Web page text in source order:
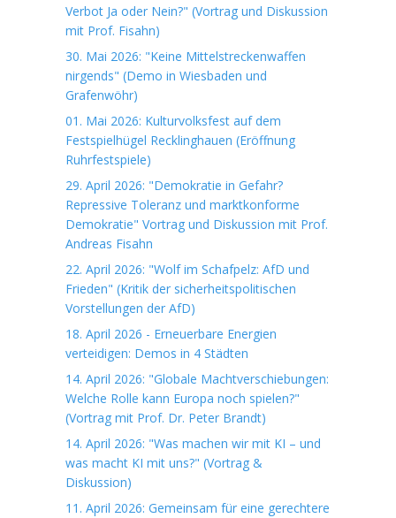
Verbot Ja oder Nein?" (Vortrag und Diskussion
mit Prof. Fisahn)
30. Mai 2026: "Keine Mittelstreckenwaffen
nirgends" (Demo in Wiesbaden und
Grafenwöhr)
01. Mai 2026: Kulturvolksfest auf dem
Festspielhügel Recklinghauen (Eröffnung
Ruhrfestspiele)
29. April 2026: "Demokratie in Gefahr?
Repressive Toleranz und marktkonforme
Demokratie" Vortrag und Diskussion mit Prof.
Andreas Fisahn
22. April 2026: "Wolf im Schafpelz: AfD und
Frieden" (Kritik der sicherheitspolitischen
Vorstellungen der AfD)
18. April 2026 - Erneuerbare Energien
verteidigen: Demos in 4 Städten
14. April 2026: "Globale Machtverschiebungen:
Welche Rolle kann Europa noch spielen?"
(Vortrag mit Prof. Dr. Peter Brandt)
14. April 2026: "Was machen wir mit KI – und
was macht KI mit uns?" (Vortrag &
Diskussion)
11. April 2026: Gemeinsam für eine gerechtere